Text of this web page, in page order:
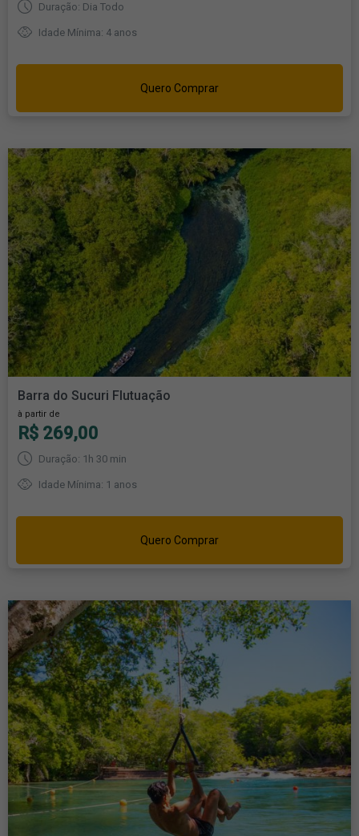
Duração: Dia Todo
Idade Mínima: 4 anos
Quero Comprar
Barra do Sucuri Flutuação
à partir de
R$ 269,00
Duração: 1h 30 min
Idade Mínima: 1 anos
Quero Comprar